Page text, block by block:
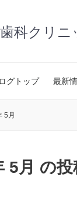
科クリ
グトップ 最新
5月
5月 の投